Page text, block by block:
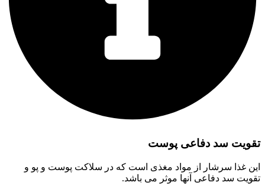
تقویت سد دفاعی پوست
این غذا سرشار از مواد مغذی است که در سلاکت پوست و پو و
تقویت سد دفاعی آنها موثر می باشد.